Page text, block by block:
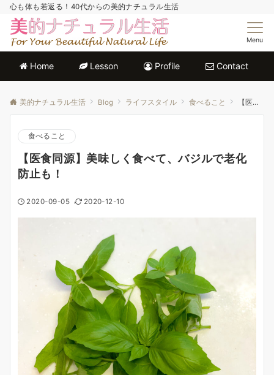
心も体も若返る！40代からの美的ナチュラル生活
Menu
Home Lesson Profile Contact
美的ナチュラル生活 Blog ライフスタイル 食べること 【医食同源】美味しく食べて、バジルで老化防止も！
食べること
【医食同源】美味しく食べて、バジルで老化
防止も！
2020-09-05 2020-12-10